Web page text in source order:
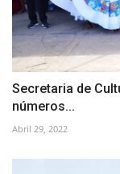
Secretaria de
números...
Abril 29, 2022